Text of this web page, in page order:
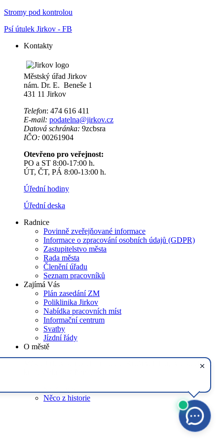
Stromy pod kontrolou
Psí útulek Jirkov - FB
Kontakty
Městský úřad Jirkov
nám. Dr. E. Beneše 1
431 11 Jirkov
Telefon: 474 616 411
E-mail: podatelna@jirkov.cz
Datová schránka: 9zcbsra
IČO: 00261904
Otevřeno pro veřejnost:
PO a ST 8:00-17:00 h.
ÚT, ČT, PÁ 8:00-13:00 h.
Úřední hodiny
Úřední deska
Radnice
Povinně zveřejňované informace
Informace o zpracování osobních údajů (GDPR)
Zastupitelstvo města
Rada města
Členění úřadu
Seznam pracovníků
Zajímá Vás
Plán zasedání ZM
Poliklinika Jirkov
Nabídka pracovních míst
Informační centrum
Svatby
Jízdní řády
O městě
Město Jirkov se rozléhá na úpatí Krušných hor, v Ústeckém
Něco z historie